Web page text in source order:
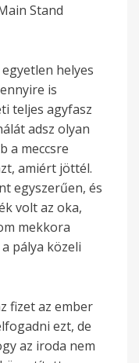
Stand
helyes
is
teljes agyfasz
adsz olyan
a meccsre
amiért jöttél.
egyszerűen, és
volt az oka,
mekkora
pálya közeli
fizet az ember
ezt, de
az iroda nem